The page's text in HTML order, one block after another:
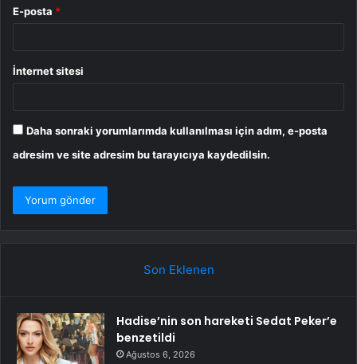
E-posta *
İnternet sitesi
Daha sonraki yorumlarımda kullanılması için adım, e-posta
adresim ve site adresim bu tarayıcıya kaydedilsin.
Son Eklenen
Hadise’nin son hareketi Sedat Peker’e
benzetildi
Ağustos 6, 2026